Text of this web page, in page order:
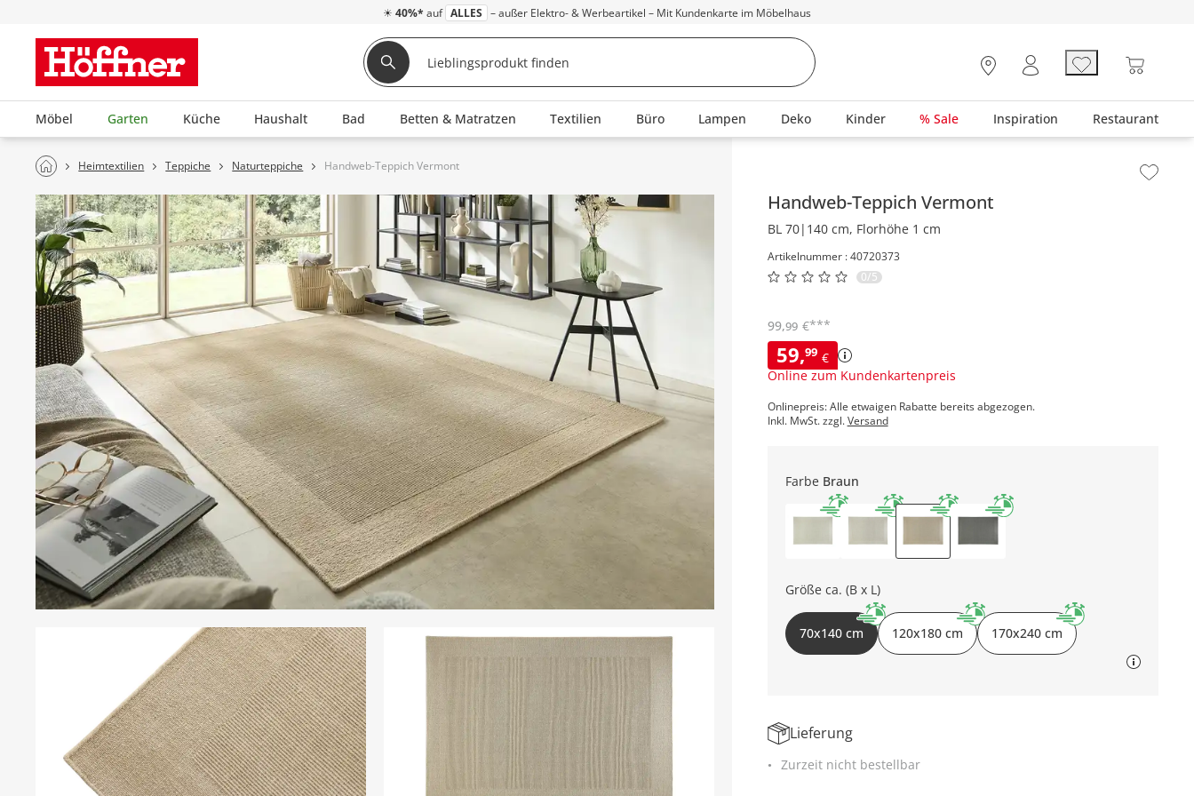
☀ 40%* auf ALLES – außer Elektro- & Werbeartikel – Mit Kundenkarte im Möbelhaus
Möbel Garten Küche Haushalt Bad Betten & Matratzen Textilien Büro Lampen Deko Kinder % Sale Inspiration Restaurant
Heimtextilien Teppiche Naturteppiche Handweb-Teppich Vermont
Handweb-Teppich Vermont
BL 70|140 cm, Florhöhe 1 cm
Artikelnummer : 40720373
0/5
59,99 €
Online zum Kundenkartenpreis
99,99 €***
Onlinepreis: Alle etwaigen Rabatte bereits abgezogen.
Inkl. MwSt. zzgl.Versand
Farbe Braun
Größe ca. (B x L)
70x140 cm 120x180 cm 170x240 cm
Lieferung
Zurzeit nicht bestellbar